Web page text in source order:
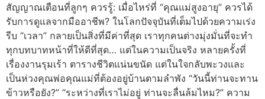
สัญญาณเตือนที่ลูกๆ ควรรู้: เมื่อไหร่ที่ “คุณแม่สูงอายุ” ควรได้
รับการดูแลจากมืออาชีพ? ในโลกปัจจุบันที่เต็มไปด้วยความเร่ง
รีบ “เวลา” กลายเป็นสิ่งที่มีค่าที่สุด เราทุกคนต่างมุ่งมั่นที่จะทำ
ทุกบทบาทหน้าที่ให้ดีที่สุด… แต่ในความเป็นจริง หลายครั้งที่
เรื่องงานรุมเร้า ตารางชีวิตแน่นขนัด แต่ในใจกลับพะวงและ
เป็นห่วงคุณพ่อคุณแม่ที่ต้องอยู่บ้านตามลำพัง “วันนี้ท่านจะทาน
ข้าวหรือยัง?” “ระหว่างที่เราไม่อยู่ ท่านจะลื่นล้มไหม?” ความ